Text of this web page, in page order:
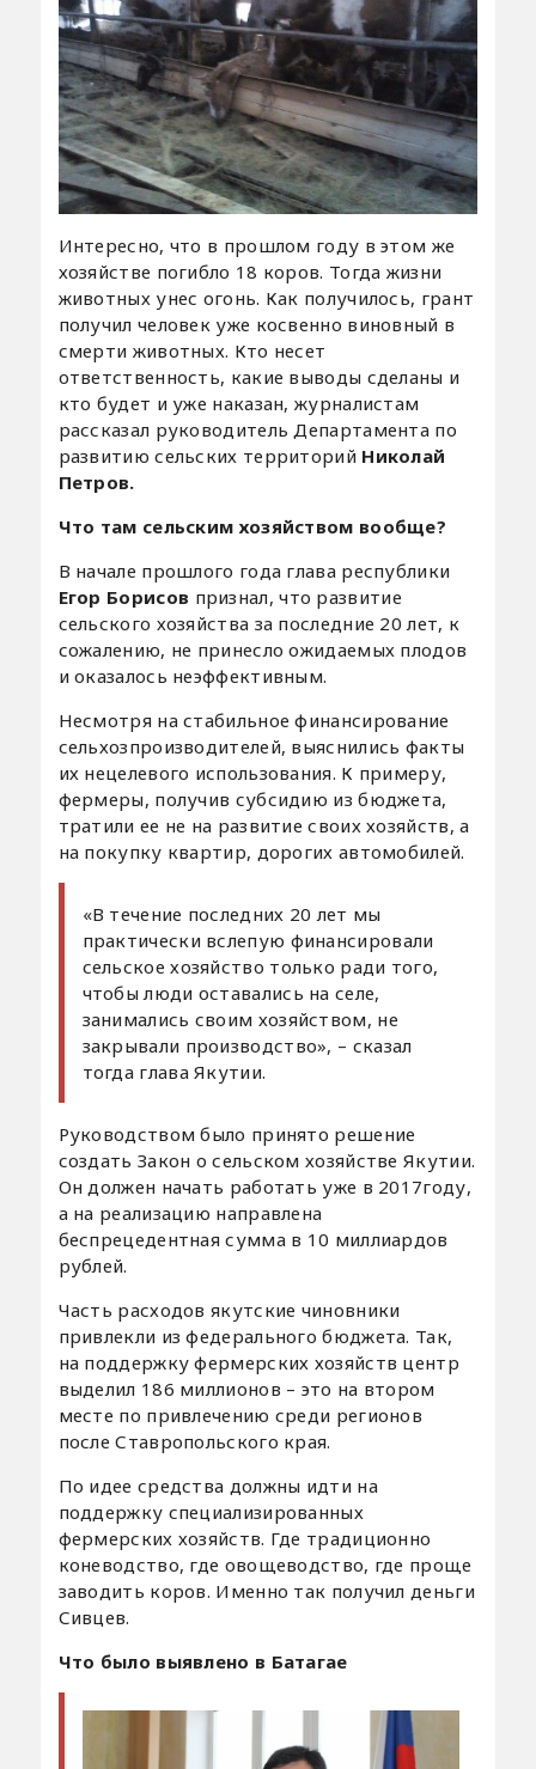
Интересно, что в прошлом году в этом же
хозяйстве погибло 18 коров. Тогда жизни
животных унес огонь. Как получилось, грант
получил человек уже косвенно виновный в
смерти животных. Кто несет
ответственность, какие выводы сделаны и
кто будет и уже наказан, журналистам
рассказал руководитель Департамента по
развитию сельских территорий Николай
Петров.
Что там сельским хозяйством вообще?
В начале прошлого года глава республики
Егор Борисов признал, что развитие
сельского хозяйства за последние 20 лет, к
сожалению, не принесло ожидаемых плодов
и оказалось неэффективным.
Несмотря на стабильное финансирование
сельхозпроизводителей, выяснились факты
их нецелевого использования. К примеру,
фермеры, получив субсидию из бюджета,
тратили ее не на развитие своих хозяйств, а
на покупку квартир, дорогих автомобилей.
«В течение последних 20 лет мы
практически вслепую финансировали
сельское хозяйство только ради того,
чтобы люди оставались на селе,
занимались своим хозяйством, не
закрывали производство», – сказал
тогда глава Якутии.
Руководством было принято решение
создать Закон о сельском хозяйстве Якутии.
Он должен начать работать уже в 2017году,
а на реализацию направлена
беспрецедентная сумма в 10 миллиардов
рублей.
Часть расходов якутские чиновники
привлекли из федерального бюджета. Так,
на поддержку фермерских хозяйств центр
выделил 186 миллионов – это на втором
месте по привлечению среди регионов
после Ставропольского края.
По идее средства должны идти на
поддержку специализированных
фермерских хозяйств. Где традиционно
коневодство, где овощеводство, где проще
заводить коров. Именно так получил деньги
Сивцев.
Что было выявлено в Батагае